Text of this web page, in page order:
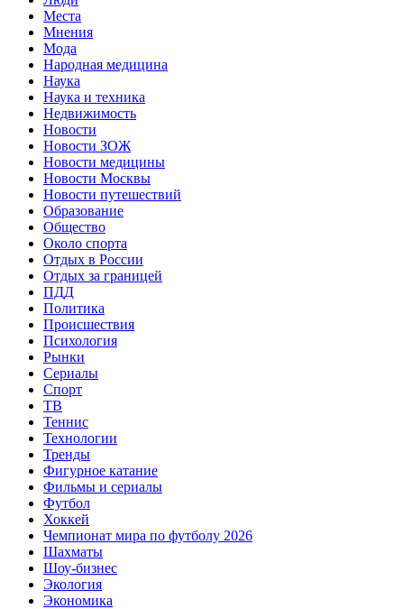
Места
Мнения
Мода
Народная медицина
Наука
Наука и техника
Недвижимость
Новости
Новости ЗОЖ
Новости медицины
Новости Москвы
Новости путешествий
Образование
Общество
Около спорта
Отдых в России
Отдых за границей
ПДД
Политика
Происшествия
Психология
Рынки
Сериалы
Спорт
ТВ
Теннис
Технологии
Тренды
Фигурное катание
Фильмы и сериалы
Футбол
Хоккей
Чемпионат мира по футболу 2026
Шахматы
Шоу-бизнес
Экология
Экономика